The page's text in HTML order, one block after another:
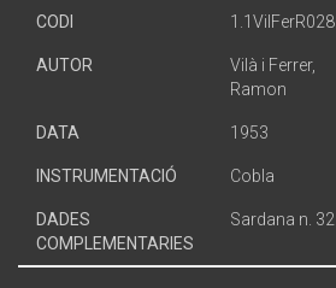
CODI 1.1VilFerR028
AUTOR
Vilà i Ferrer,
Ramon
DATA 1953
INSTRUMENTACIÓ Cobla
DADES
COMPLEMENTARIES
Sardana n. 32.